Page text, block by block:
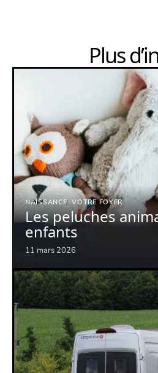
Plus
NAISSANCE VOTRE FOYER
Les peluches
enfants
11 mars 2026